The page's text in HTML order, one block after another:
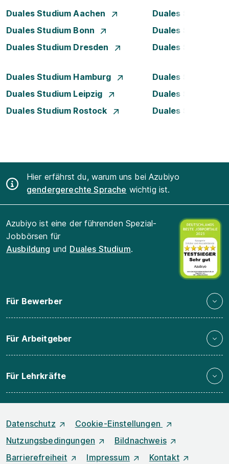
Duales Studium Aachen
Duales Studium
Duales Studium Bonn
Duales Studium
Duales Studium Dresden
Duales Studium
Duales Studium Hamburg
Duales Studium
Duales Studium Leipzig
Duales Studium
Duales Studium Rostock
Duales Studium
Hier erfährst du, warum uns bei Azubiyo
gendergerechte Sprache wichtig ist.
Azubiyo ist eine der führenden Spezial-
Jobbörsen für
Ausbildung und Duales Studium.
Für Bewerber
Für Arbeitgeber
Für Lehrkräfte
Datenschutz
Cookie-Einstellungen
Nutzungsbedingungen
Bildnachweis
Barrierefreiheit
Impressum Kontakt